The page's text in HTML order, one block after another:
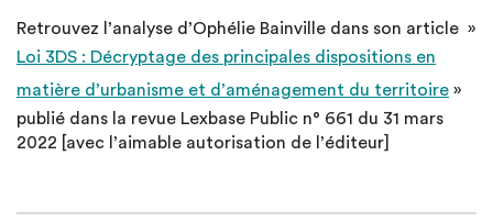
Retrouvez l’analyse d’Ophélie Bainville dans son article »
Loi 3DS : Décryptage des principales dispositions en
matière d’urbanisme et d’aménagement du territoire »
publié dans la revue Lexbase Public n° 661 du 31 mars
2022 [avec l’aimable autorisation de l’éditeur]